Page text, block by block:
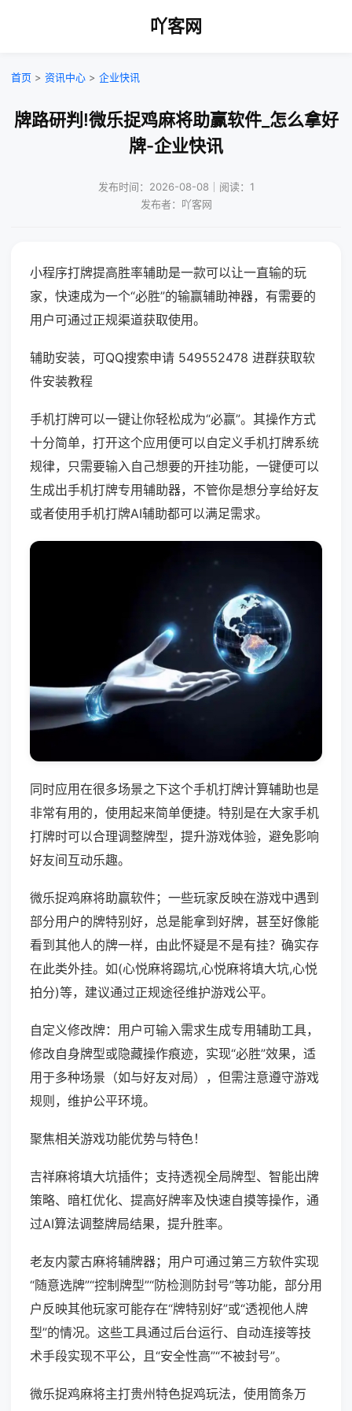
吖客网
首页 > 资讯中心 > 企业快讯
牌路研判!微乐捉鸡麻将助赢软件_怎么拿好
牌-企业快讯
发布时间：2026-08-08｜阅读：1
发布者：吖客网
小程序打牌提高胜率辅助是一款可以让一直输的玩
家，快速成为一个“必胜”的输赢辅助神器，有需要的
用户可通过正规渠道获取使用。
辅助安装，可QQ搜索申请 549552478 进群获取软
件安装教程
手机打牌可以一键让你轻松成为“必赢”。其操作方式
十分简单，打开这个应用便可以自定义手机打牌系统
规律，只需要输入自己想要的开挂功能，一键便可以
生成出手机打牌专用辅助器，不管你是想分享给好友
或者使用手机打牌AI辅助都可以满足需求。
同时应用在很多场景之下这个手机打牌计算辅助也是
非常有用的，使用起来简单便捷。特别是在大家手机
打牌时可以合理调整牌型，提升游戏体验，避免影响
好友间互动乐趣。
微乐捉鸡麻将助赢软件；一些玩家反映在游戏中遇到
部分用户的牌特别好，总是能拿到好牌，甚至好像能
看到其他人的牌一样，由此怀疑是不是有挂？确实存
在此类外挂。如(心悦麻将踢坑,心悦麻将填大坑,心悦
拍分)等，建议通过正规途径维护游戏公平。
自定义修改牌：用户可输入需求生成专用辅助工具，
修改自身牌型或隐藏操作痕迹，实现“必胜”效果，适
用于多种场景（如与好友对局），但需注意遵守游戏
规则，维护公平环境。
聚焦相关游戏功能优势与特色！
吉祥麻将填大坑插件；支持透视全局牌型、智能出牌
策略、暗杠优化、提高好牌率及快速自摸等操作，通
过AI算法调整牌局结果，提升胜率。
老友内蒙古麻将辅牌器；用户可通过第三方软件实现
“随意选牌”“控制牌型”“防检测防封号”等功能，部分用
户反映其他玩家可能存在“牌特别好”或“透视他人牌
型”的情况。这些工具通过后台运行、自动连接等技
术手段实现不平公，且“安全性高”“不被封号”。
微乐捉鸡麻将主打贵州特色捉鸡玩法，使用筒条万